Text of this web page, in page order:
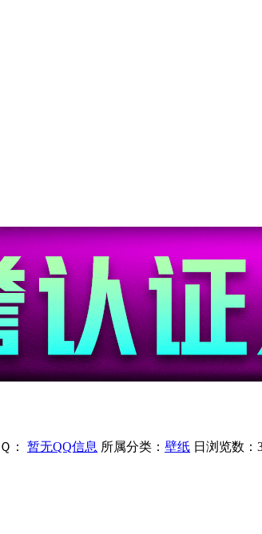
： 暂无QQ信息 所属分类： 壁纸 日浏览数：